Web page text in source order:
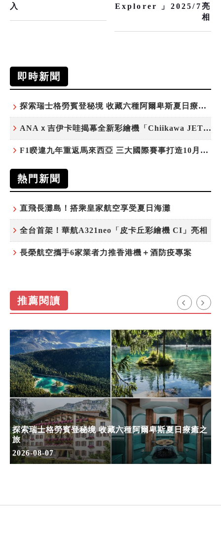
入
Explorer 」2025/7亮
相
即時新聞
探索瑞士格勞賓登秘境 收藏六種阿爾卑斯夏日療癒之旅
ANAｘ吉伊卡哇揭幕全新彩繪機「Chiikawa JET」
F1睽違九年重返馬來西亞 三大國際賽事打造10月運動旅遊熱潮 賽車、自行車、路跑同週登場
熱門新聞
直飛長灘島！搭乘皇家航空享受夏日海灘
全台首架！華航A321neo「皮卡丘彩繪機 CI」亮相
長榮航空攜手6家業者力推香港機＋酒防疫專案
推薦閱讀
探索瑞士格勞賓登秘境 收藏六種阿爾卑斯夏日療癒之
旅
2026-08-07